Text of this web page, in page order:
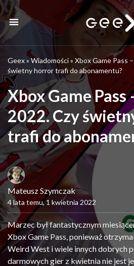
Geex»Wiadomości» Xbox Game Pass
świetny horror trafi do abonamentu?
Xbox Game
2022. Czy
trafi do
Mateusz Szymczak
4 lata temu, 1 kwietnia 2022
Marzec był fantastycznym
Xbox Game Pass, ponieważ
Weird West i wiele innych dobrych
darmowych gier z kwietnia nie jest